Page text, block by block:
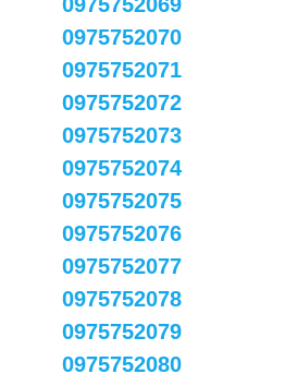
0975752070
0975752071
0975752072
0975752073
0975752074
0975752075
0975752076
0975752077
0975752078
0975752079
0975752080